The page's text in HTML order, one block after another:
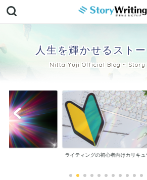
人生を輝かせるスト
Nitta Yuji Official Blog ~
ライティングの初心者向けカリキュ